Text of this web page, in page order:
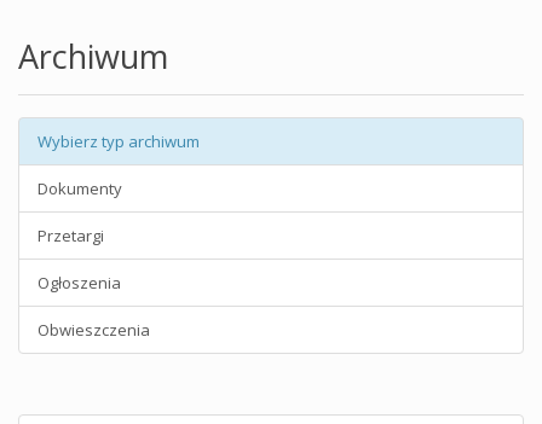
Archiwum
Wybierz typ archiwum
Dokumenty
Przetargi
Ogłoszenia
Obwieszczenia